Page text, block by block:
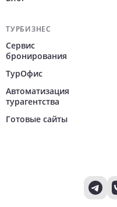
ТУРБИЗНЕС
Сервис
бронирования
ТурОфис
Автоматизация
турагентства
Готовые сайты